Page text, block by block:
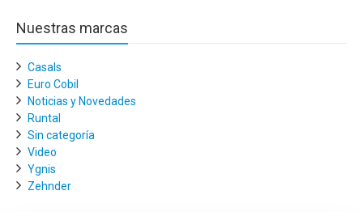
Nuestras marcas
Casals
Euro Cobil
Noticias y Novedades
Runtal
Sin categoría
Video
Ygnis
Zehnder